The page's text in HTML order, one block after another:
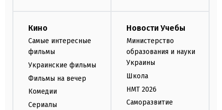
Кино
Самые интересные
фильмы
Украинские фильмы
Фильмы на вечер
Комедии
Сериалы
Новости Учебы
Министерство
образования и науки
Украины
Школа
НМТ 2026
Саморазвитие